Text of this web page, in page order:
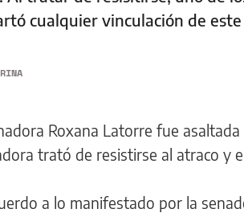
cualquier vinculación de
Roxana Latorre fue
trató de resistirse al atraco y
a lo manifestado por la